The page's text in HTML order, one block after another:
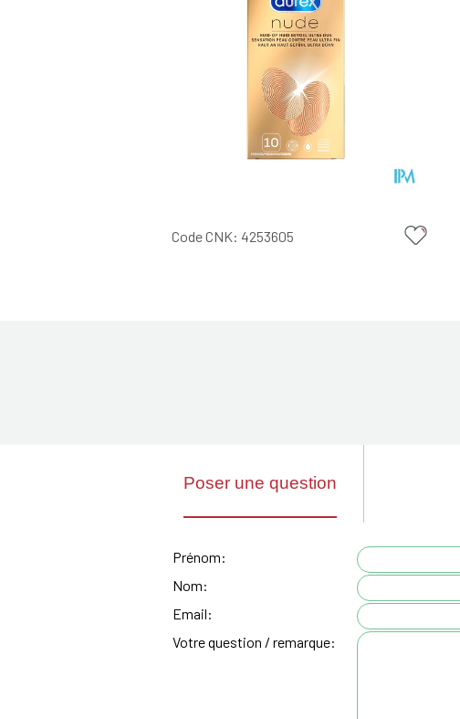
Code CNK:4253605
Poser une question
Prénom:
Nom:
Email:
Votre question / remarque: